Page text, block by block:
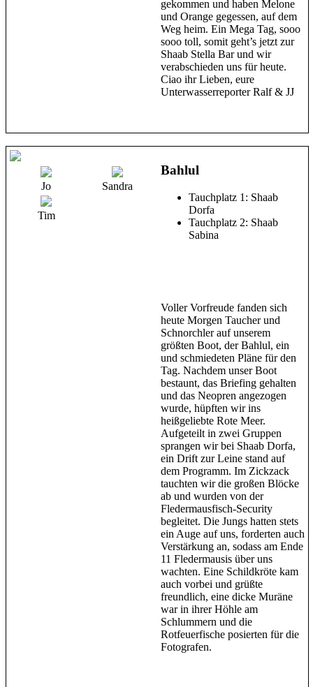
gekommen und haben Melone
und Orange gegessen, auf dem
Weg heim. Ein Mega Tag, sooo
sooo toll, somit geht’s jetzt zur
Shaab Stella Bar und wir
verabschieden uns für heute.
Ciao ihr Lieben, eure
Unterwasserreporter Ralf & JJ
Jo Sandra
Tim
Bahlul
Tauchplatz 1: Shaab
Dorfa
Tauchplatz 2: Shaab
Sabina
Voller Vorfreude fanden sich
heute Morgen Taucher und
Schnorchler auf unserem
größten Boot, der Bahlul, ein
und schmiedeten Pläne für den
Tag. Nachdem unser Boot
bestaunt, das Briefing gehalten
und das Neopren angezogen
wurde, hüpften wir ins
heißgeliebte Rote Meer.
Aufgeteilt in zwei Gruppen
sprangen wir bei Shaab Dorfa,
ein Drift zur Leine stand auf
dem Programm. Im Zickzack
tauchten wir die großen Blöcke
ab und wurden von der
Fledermausfisch-Security
begleitet. Die Jungs hatten stets
ein Auge auf uns, forderten auch
Verstärkung an, sodass am Ende
11 Fledermausis über uns
wachten. Eine Schildkröte kam
auch vorbei und grüßte
freundlich, eine dicke Muräne
war in ihrer Höhle am
Schlummern und die
Rotfeuerfische posierten für die
Fotografen.